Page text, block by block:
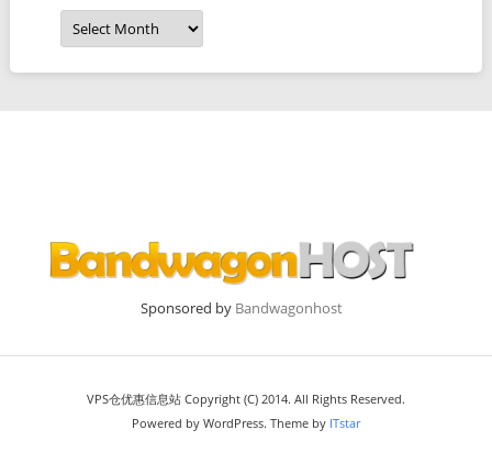
Archives
Sponsored by Bandwagonhost
VPS仓优惠信息站 Copyright (C) 2014. All Rights Reserved.
Powered by WordPress. Theme by ITstar